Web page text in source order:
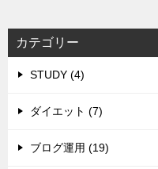
カテゴリー
STUDY (4)
ダイエット (7)
ブログ運用 (19)